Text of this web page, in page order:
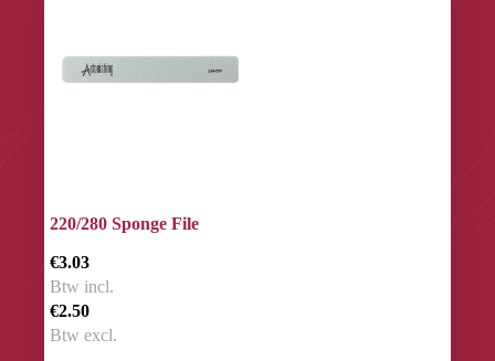
220/280 Sponge File
€3.03
Btw incl.
€2.50
Btw excl.